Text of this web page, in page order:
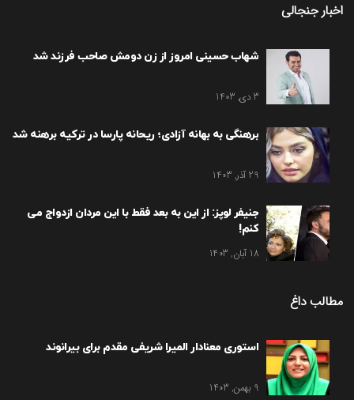
اخبار جنجالی
شهاب حسینی امروز از زن دومش صاحب فرزند شد
3 دی, 1403
برهنگی به بهانه آزادی؛ ریحانه پارسا در ترکیه برهنه شد
29 آذر, 1403
جنیفر لوپز: از این به بعد فقط با این مردان ازدواج می
کنم!
18 آبان, 1403
مطالب داغ
استوری معنادار المیرا شریفی مقدم برای بیرانوند
9 بهمن, 1403